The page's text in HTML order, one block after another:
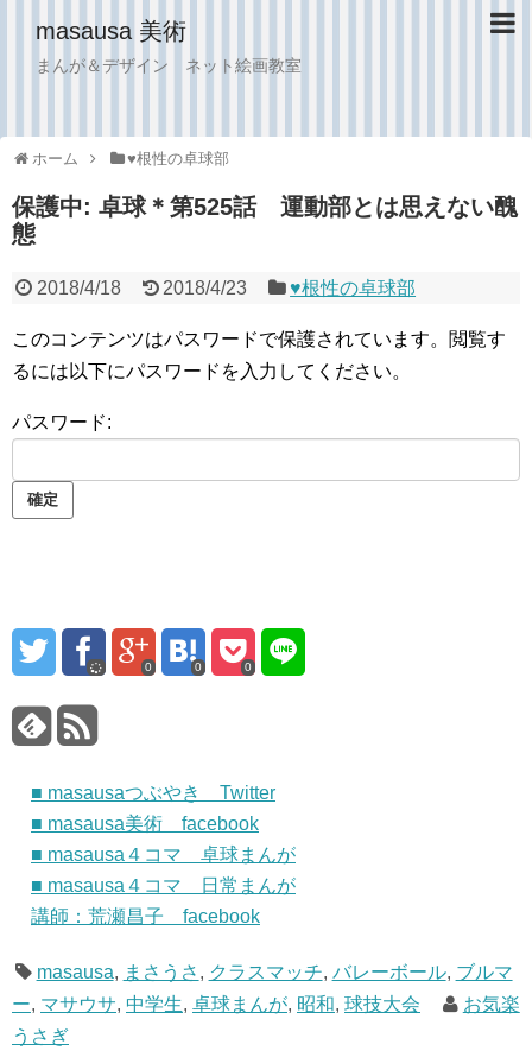
masausa 美術
まんが＆デザイン ネット絵画教室
ホーム ♥︎根性の卓球部
保護中: 卓球＊第525話 運動部とは思えない醜
態
2018/4/18 2018/4/23 ♥︎根性の卓球部
このコンテンツはパスワードで保護されています。閲覧す
るには以下にパスワードを入力してください。
パスワード:
0 0 0
■ masausaつぶやき Twitter
■ masausa美術 facebook
■ masausa４コマ 卓球まんが
■ masausa４コマ 日常まんが
講師：荒瀬昌子 facebook
masausa, まさうさ , クラスマッチ, バレーボール, ブルマ
ー, マサウサ, 中学生, 卓球まんが, 昭和, 球技大会
お気楽
うさぎ